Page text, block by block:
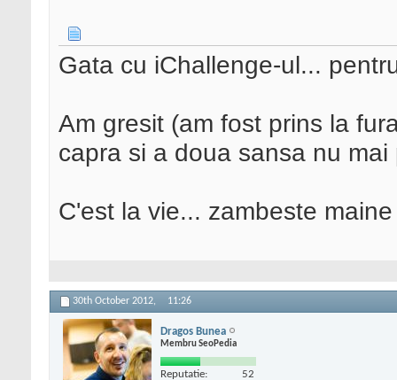
Gata cu iChallenge-ul...
Am gresit (am fost prins la
capra si a doua sansa nu
C'est la vie... zambeste
30th October 2012, 11:26
Dragos Bunea
Membru SeoPedia
Reputatie: 52